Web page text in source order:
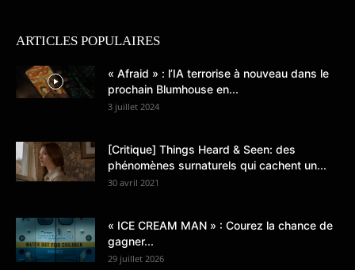
ARTICLES POPULAIRES
« Afraid » : l’IA terrorise à nouveau dans le
prochain Blumhouse en...
3 juillet 2024
[Critique] Things Heard & Seen: des
phénomènes surnaturels qui cachent un...
30 avril 2021
« ICE CREAM MAN » : Courez la chance de
gagner...
29 juillet 2026